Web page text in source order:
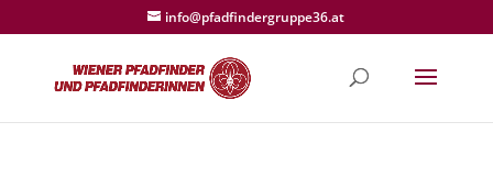
info@pfadfindergruppe36.at